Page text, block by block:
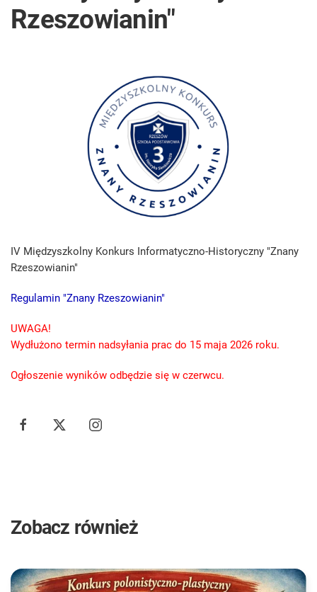
Rzeszowianin"
IV Międzyszkolny Konkurs Informatyczno-Historyczny "Znany
Rzeszowianin"
Regulamin "Znany Rzeszowianin"
UWAGA!
Wydłużono termin nadsyłania prac do 15 maja 2026 roku.
Ogłoszenie wyników odbędzie się w czerwcu.
Zobacz również